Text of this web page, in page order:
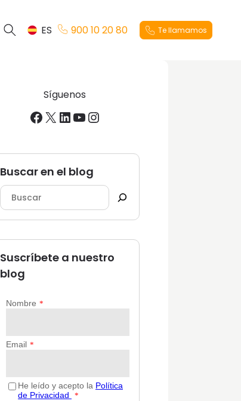
ES 900 10 20 80 Te llamamos
Síguenos
Facebook
X LinkedIn
YouTube
Instagram
Buscar en el blog
Suscríbete a nuestro
blog